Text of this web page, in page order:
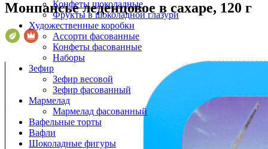
Конфеты шоколадные
Фрукты в шоколадной глазури
Художественные коробки
Ассорти фасованные
Конфеты фасованные
Наборы
Зефир
Зефир весовой
Зефир фасованный
Мармелад
Мармелад фасованный
Вафельные торты
Вафли
Шоколадные фигуры
Монпансье леденцовое в сахаре, 120 г